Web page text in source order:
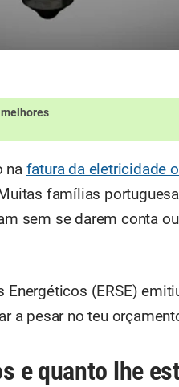
na fatura da eletricidade
famílias
sem se darem conta
Energéticos (ERSE)
a pesar no teu
e quanto lhe